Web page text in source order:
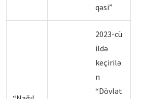
qəsi”
2023-cü
ildə
keçirilə
n
“Dövlət